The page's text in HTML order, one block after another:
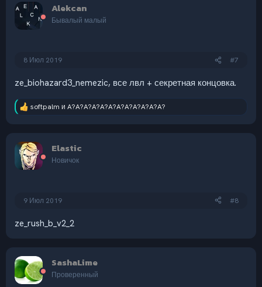
ц
и
Alekcan
Бывалый малый
8 Июл 2019 #7
ze_biohazard3_nemezic, все лвл + секретная концовка.
Р
ц
и
и
softpalm и A?A?A?A?A?A?A?A?A?A?A?A?
Elastic
Новичок
9 Июл 2019 #8
ze_rush_b_v2_2
SashaLime
Проверенный